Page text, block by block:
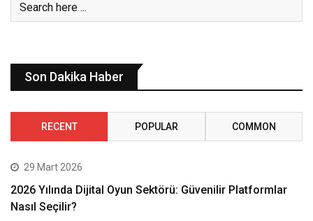
Son Dakika Haber
RECENT POPULAR COMMON
29 Mart 2026
2026 Yılında Dijital Oyun Sektörü: Güvenilir Platformlar
Nasıl Seçilir?